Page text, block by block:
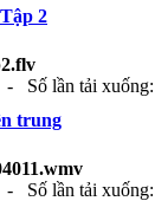
2
- Số lần tải xuống:
trung
- Số lần tải xuống: